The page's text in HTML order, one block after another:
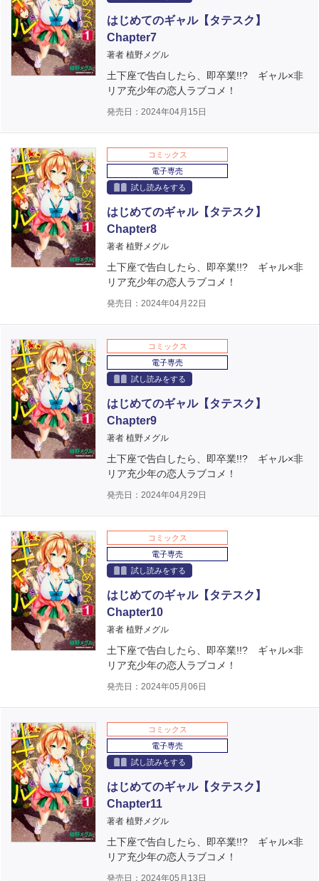
はじめてのギャル【タテスク】
Chapter7
著者 植野メグル
土下座で告白したら、即卒業!!? ギャル×非
リア充少年の恋人ラブコメ！
発売日：2024年04月15日
コミックス
電子専売
試し読みをする
はじめてのギャル【タテスク】
Chapter8
著者 植野メグル
土下座で告白したら、即卒業!!? ギャル×非
リア充少年の恋人ラブコメ！
発売日：2024年04月22日
コミックス
電子専売
試し読みをする
はじめてのギャル【タテスク】
Chapter9
著者 植野メグル
土下座で告白したら、即卒業!!? ギャル×非
リア充少年の恋人ラブコメ！
発売日：2024年04月29日
コミックス
電子専売
試し読みをする
はじめてのギャル【タテスク】
Chapter10
著者 植野メグル
土下座で告白したら、即卒業!!? ギャル×非
リア充少年の恋人ラブコメ！
発売日：2024年05月06日
コミックス
電子専売
試し読みをする
はじめてのギャル【タテスク】
Chapter11
著者 植野メグル
土下座で告白したら、即卒業!!? ギャル×非
リア充少年の恋人ラブコメ！
発売日：2024年05月13日